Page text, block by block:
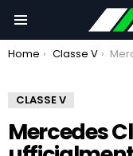
You are here:
Home Classe V Mercedes
CLASSE V
Mercedes